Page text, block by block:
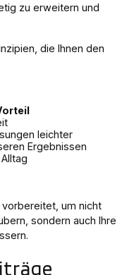
zu erweitern und
die Ihnen den
leichter
Ergebnissen
vorbereitet, um nicht
sondern auch Ihre